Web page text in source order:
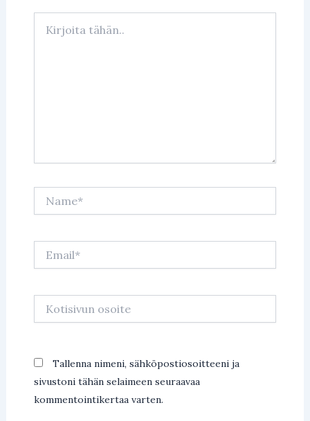
tähän..
osoite
Tallenna nimeni, sähköpostiosoitteeni ja
sivustoni tähän selaimeen seuraavaa
kommentointikertaa varten.